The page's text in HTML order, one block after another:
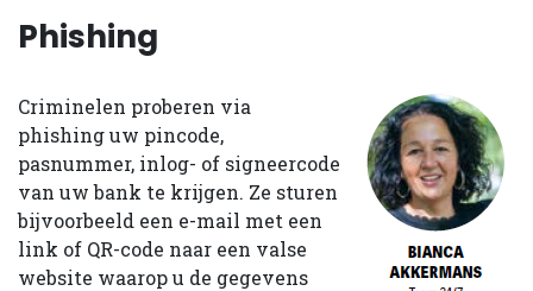
Phishing
Criminelen proberen via
phishing uw pincode,
pasnummer, inlog- of signeercode
van uw bank te krijgen. Ze sturen
bijvoorbeeld een e-mail met een
link of QR-code naar een valse
website waarop u de gegevens